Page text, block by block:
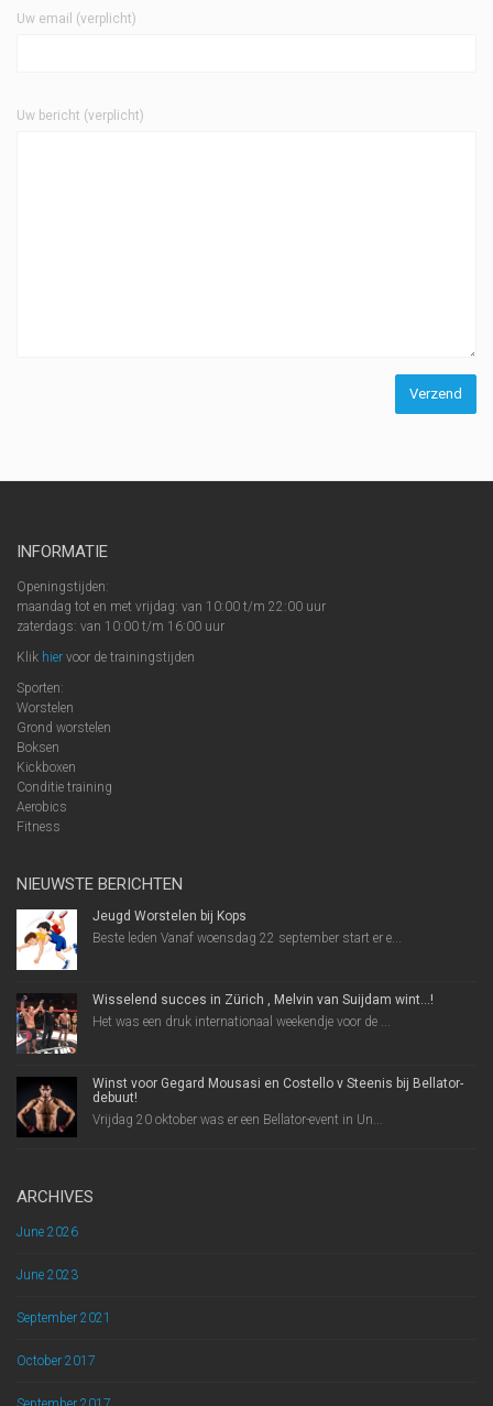
Uw email (verplicht)
Uw bericht (verplicht)
INFORMATIE
Openingstijden:
maandag tot en met vrijdag: van 10:00 t/m 22:00 uur
zaterdags: van 10:00 t/m 16:00 uur
Klik hier voor de trainingstijden
Sporten:
Worstelen
Grond worstelen
Boksen
Kickboxen
Conditie training
Aerobics
Fitness
NIEUWSTE BERICHTEN
Jeugd Worstelen bij Kops
Beste leden Vanaf woensdag 22 september start er e...
Wisselend succes in Zürich , Melvin van Suijdam wint…!
Het was een druk internationaal weekendje voor de ...
Winst voor Gegard Mousasi en Costello v Steenis bij Bellator-
debuut!
Vrijdag 20 oktober was er een Bellator-event in Un...
ARCHIVES
June 2026
June 2023
September 2021
October 2017